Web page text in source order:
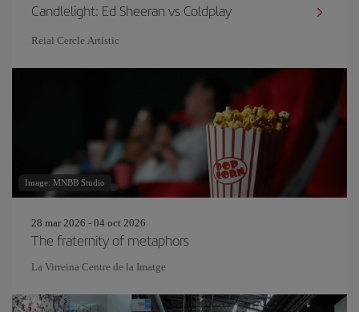
Candlelight: Ed Sheeran vs Coldplay
Reial Cercle Artístic
Image: MNBB Studio
28 mar 2026 - 04 oct 2026
The fraternity of metaphors
La Virreina Centre de la Imatge